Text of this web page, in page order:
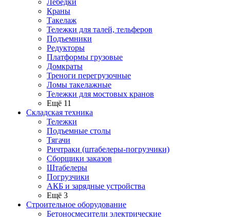
Лебедки
Краны
Такелаж
Тележки для талей, тельферов
Подъемники
Редукторы
Платформы грузовые
Домкраты
Треноги перегрузочные
Ломы такелажные
Тележки для мостовых кранов
Ещё 11
Складская техника
Тележки
Подъемные столы
Тягачи
Ричтраки (штабелеры-погрузчики)
Сборщики заказов
Штабелеры
Погрузчики
АКБ и зарядные устройства
Ещё 3
Строительное оборудование
Бетоносмесители электрические